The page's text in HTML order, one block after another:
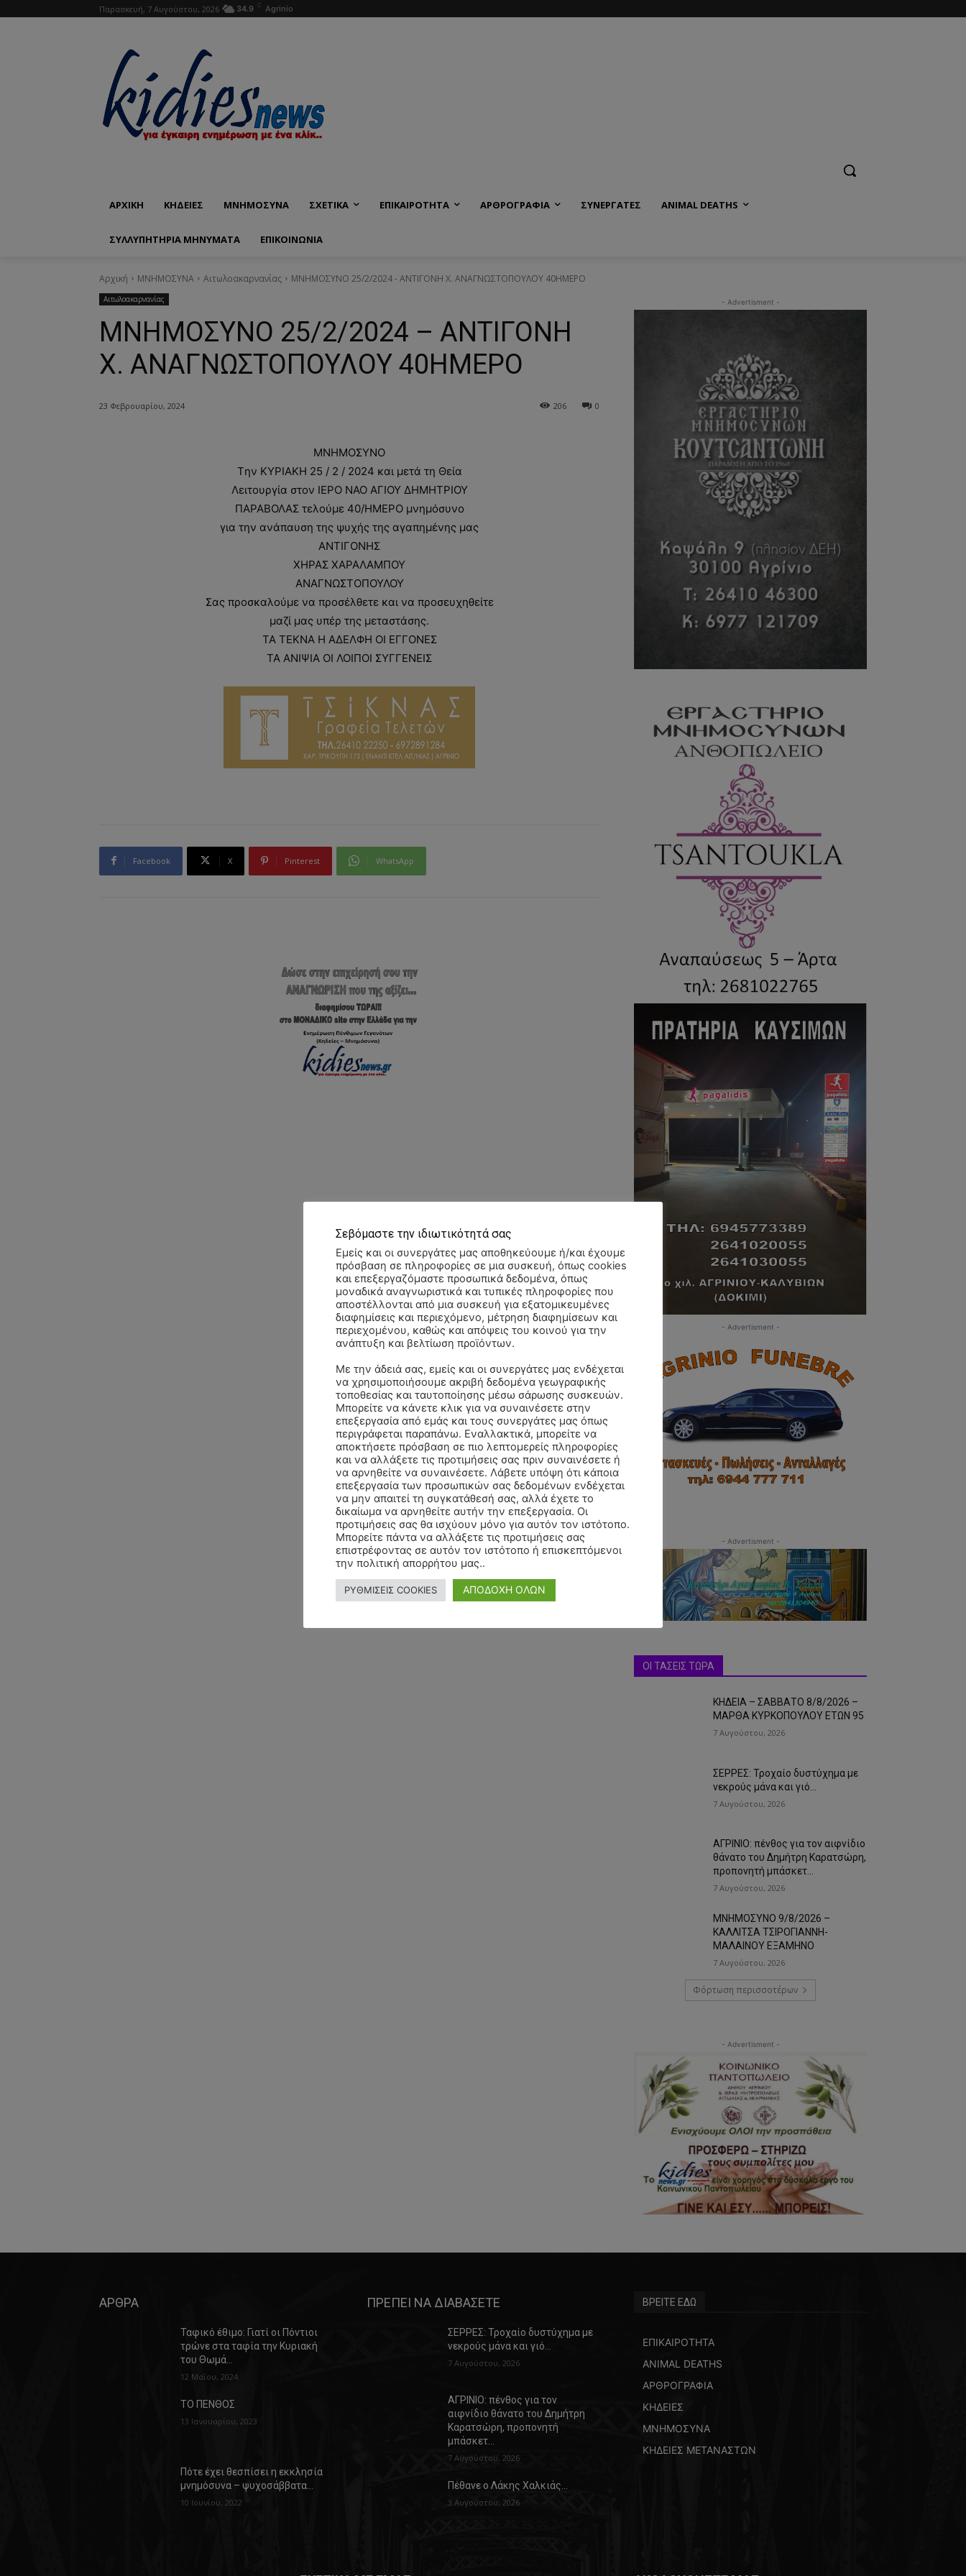
Παρασκευή, 7 Αυγούστου, 2026 34.9 C Agrinio
ΑΡΧΙΚΗ ΚΗΔΕΙΕΣ ΜΝΗΜΟΣΥΝΑ ΣΧΕΤΙΚΑ ΕΠΙΚΑΙΡΟΤΗΤΑ ΑΡΘΡΟΓΡΑΦΙΑ ΣΥΝΕΡΓΑΤΕΣ ANIMAL DEATHS
ΣΥΛΛΥΠΗΤΗΡΙΑ ΜΗΝΥΜΑΤΑ ΕΠΙΚΟΙΝΩΝΊΑ
Αρχική ΜΝΗΜΟΣΥΝΑ Αιτωλοακαρνανίας ΜΝΗΜΟΣΥΝΟ 25/2/2024 - ΑΝΤΙΓΟΝΗ Χ. ΑΝΑΓΝΩΣΤΟΠΟΥΛΟΥ 40ΗΜΕΡΟ
Αιτωλοακαρνανίας
ΜΝΗΜΟΣΥΝΟ 25/2/2024 – ΑΝΤΙΓΟΝΗ
Χ. ΑΝΑΓΝΩΣΤΟΠΟΥΛΟΥ 40ΗΜΕΡΟ
23 Φεβρουαρίου, 2024 0
206
ΜΝΗΜΟΣΥΝΟ
Tην ΚΥΡΙΑΚΗ 25 / 2 / 2024 και μετά τη Θεία
Λειτουργία στον ΙΕΡΟ ΝΑΟ AΓΙΟΥ ΔΗΜΗΤΡΙΟΥ
ΠΑΡΑΒΟΛΑΣ τελούμε 40/ΗΜΕΡΟ μνημόσυνο
για την ανάπαυση της ψυχής της αγαπημένης μας
ΑΝΤΙΓΟΝΗΣ
ΧΗΡΑΣ ΧΑΡΑΛΑΜΠΟΥ
ΑΝΑΓΝΩΣΤΟΠΟΥΛΟΥ
Σας προσκαλούμε να προσέλθετε και να προσευχηθείτε
μαζί μας υπέρ της μεταστάσης.
ΤΑ ΤΕΚΝΑ Η ΑΔΕΛΦΗ ΟΙ ΕΓΓΟΝΕΣ
ΤΑ ΑΝΙΨΙΑ ΟΙ ΛΟΙΠΟΙ ΣΥΓΓΕΝΕΙΣ
Facebook X Pinterest WhatsApp
- Advertisment -
- Advertisment -
- Advertisment -
ΟΙ ΤΑΣΕΙΣ ΤΩΡΑ
ΚΗΔΕΙΑ – ΣΑΒΒΑΤΟ 8/8/2026 –
ΜΑΡΘΑ ΚΥΡΚΟΠΟΥΛΟΥ ΕΤΩΝ 95
7 Αυγούστου, 2026
ΣΕΡΡΕΣ: Τροχαίο δυστύχημα με
νεκρούς μάνα και γιό…
7 Αυγούστου, 2026
ΑΓΡΙΝΙΟ: πένθος για τον αιφνίδιο
θάνατο του Δημήτρη Καρατσώρη,
προπονητή μπάσκετ…
7 Αυγούστου, 2026
ΜΝΗΜΟΣΥΝΟ 9/8/2026 –
ΚΑΛΛΙΤΣΑ ΤΣΙΡΟΓΙΑΝΝΗ-
ΜΑΛΑΙΝΟΥ ΕΞΑΜΗΝΟ
7 Αυγούστου, 2026
Φόρτωση περισσοτέρων
- Advertisment -
ΑΡΘΡΑ
Ταφικό έθιμο: Γιατί οι Πόντιοι
τρώνε στα ταφία την Κυριακή
του Θωμά…
12 Μαΐου, 2024
ΤΟ ΠΕΝΘΟΣ
13 Ιανουαρίου, 2023
Πότε έχει θεσπίσει η εκκλησία
μνημόσυνα – ψυχοσάββατα…
10 Ιουνίου, 2022
ΠΡΕΠΕΙ ΝΑ ΔΙΑΒΑΣΕΤΕ
ΣΕΡΡΕΣ: Τροχαίο δυστύχημα με
νεκρούς μάνα και γιό…
7 Αυγούστου, 2026
ΑΓΡΙΝΙΟ: πένθος για τον
αιφνίδιο θάνατο του Δημήτρη
Καρατσώρη, προπονητή
μπάσκετ…
7 Αυγούστου, 2026
Πέθανε ο Λάκης Χαλκιάς…
3 Αυγούστου, 2026
ΒΡΕΙΤΕ ΕΔΩ
ΕΠΙΚΑΙΡΟΤΗΤΑ
ANIMAL DEATHS
ΑΡΘΡΟΓΡΑΦΙΑ
ΚΗΔΕΙΕΣ
ΜΝΗΜΟΣΥΝΑ
ΚΗΔΕΙΕΣ ΜΕΤΑΝΑΣΤΩΝ
Σεβόμαστε την ιδιωτικότητά σας
Εμείς και οι συνεργάτες μας αποθηκεύουμε ή/και έχουμε
πρόσβαση σε πληροφορίες σε μια συσκευή, όπως cookies
και επεξεργαζόμαστε προσωπικά δεδομένα, όπως
μοναδικά αναγνωριστικά και τυπικές πληροφορίες που
αποστέλλονται από μια συσκευή για εξατομικευμένες
διαφημίσεις και περιεχόμενο, μέτρηση διαφημίσεων και
περιεχομένου, καθώς και απόψεις του κοινού για την
ανάπτυξη και βελτίωση προϊόντων.
Με την άδειά σας, εμείς και οι συνεργάτες μας ενδέχεται
να χρησιμοποιήσουμε ακριβή δεδομένα γεωγραφικής
τοποθεσίας και ταυτοποίησης μέσω σάρωσης συσκευών.
Μπορείτε να κάνετε κλικ για να συναινέσετε στην
επεξεργασία από εμάς και τους συνεργάτες μας όπως
περιγράφεται παραπάνω. Εναλλακτικά, μπορείτε να
αποκτήσετε πρόσβαση σε πιο λεπτομερείς πληροφορίες
και να αλλάξετε τις προτιμήσεις σας πριν συναινέσετε ή
να αρνηθείτε να συναινέσετε. Λάβετε υπόψη ότι κάποια
επεξεργασία των προσωπικών σας δεδομένων ενδέχεται
να μην απαιτεί τη συγκατάθεσή σας, αλλά έχετε το
δικαίωμα να αρνηθείτε αυτήν την επεξεργασία. Οι
προτιμήσεις σας θα ισχύουν μόνο για αυτόν τον ιστότοπο.
Μπορείτε πάντα να αλλάξετε τις προτιμήσεις σας
επιστρέφοντας σε αυτόν τον ιστότοπο ή επισκεπτόμενοι
την πολιτική απορρήτου μας..
ΡΥΘΜΙΣΕΙΣ COOKIES ΑΠΟΔΟΧΗ ΟΛΩΝ